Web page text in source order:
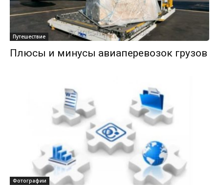
Путешествие
Плюсы и минусы авиаперевозок грузов
Фотографии